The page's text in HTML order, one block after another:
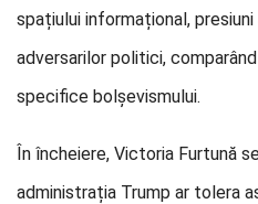
spațiului informațional,
adversarilor politici,
specifice bolșevismului.
În încheiere, Victoria Furtună
administrația Trump ar tolera